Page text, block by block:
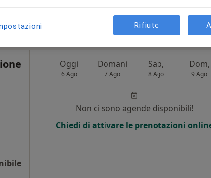
Oggi
6 Ago
Domani
7 Ago
Sab,
8 Ago
Dom,
9 Ago
Non ci sono agende disponibili!
Chiedi di attivare le prenotazioni
Rifiuto